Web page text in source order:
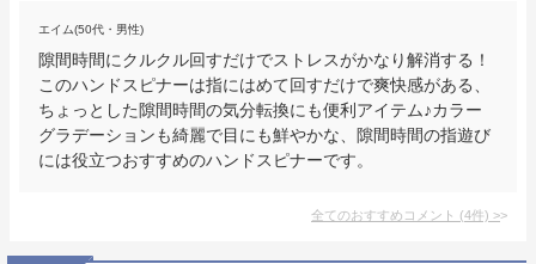
エイム(50代・男性)
隙間時間にクルクル回すだけでストレスがかなり解消する！
このハンドスピナーは指にはめて回すだけで爽快感がある、
ちょっとした隙間時間の気分転換にも便利アイテム♪カラー
グラデーションも綺麗で目にも鮮やかな、隙間時間の指遊び
には役立つおすすめのハンドスピナーです。
全てのおすすめコメント (4件) >